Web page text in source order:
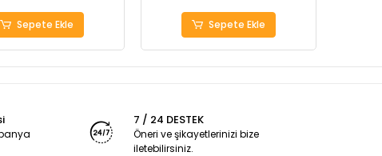
Sepete Ekle Sepete Ekle
7 / 24 DESTEK
Öneri ve şikayetlerinizi bize
iletebilirsiniz.